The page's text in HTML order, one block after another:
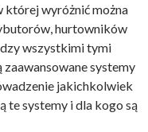
której wyróżnić można
hurtowników
wszystkimi tymi
systemy
jakichkolwiek
te systemy i dla kogo są
zaawansowanych